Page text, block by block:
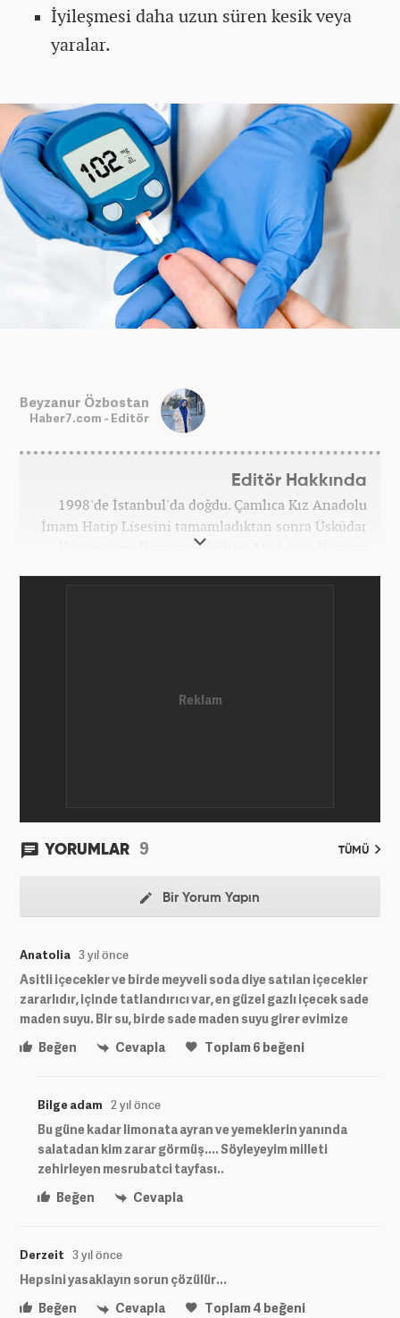
İyileşmesi daha uzun süren kesik veya
yaralar.
Beyzanur Özbostan
Haber7.com - Editör
Editör Hakkında
1998'de İstanbul'da doğdu. Çamlıca Kız Anadolu
İmam Hatip Lisesini tamamladıktan sonra Üsküdar
Üniversitesi İletişim Fakültesi Medya ve İletişim
STK'da sosyal medya yöneticiliği görevini üstlendi.
YORUMLAR 9 TÜMÜ
Bir Yorum Yapın
Anatolia 3 yıl önce
Asitli içecekler ve birde meyveli soda diye satılan içecekler
zararlıdır, içinde tatlandırıcı var, en güzel gazlı içecek sade
maden suyu. Bir su, birde sade maden suyu girer evimize
Beğen
Cevapla Toplam6 beğeni
Bilge adam 2 yıl önce
Bu güne kadar limonata ayran ve yemeklerin yanında
salatadan kim zarar görmüş.... Söyleyeyim milleti
zehirleyen mesrubatci tayfası..
Beğen
Cevapla
Derzeit 3 yıl önce
Hepsini yasaklayın sorun çözülür...
Beğen
Cevapla Toplam4 beğeni